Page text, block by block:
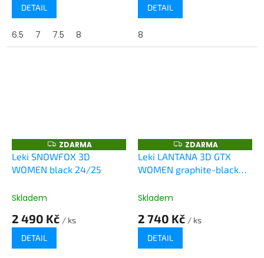
DETAIL
6.5 7 7.5 8
DETAIL
8
Z
D
A
R
ZDARMA
Leki SNOWFOX 3D
WOMEN black 24/25
Skladem
2 490 Kč / ks
DETAIL
Z
D
A
R
ZDARMA
Leki LANTANA 3D GTX
WOMEN graphite-black
Skladem
2 740 Kč / ks
DETAIL